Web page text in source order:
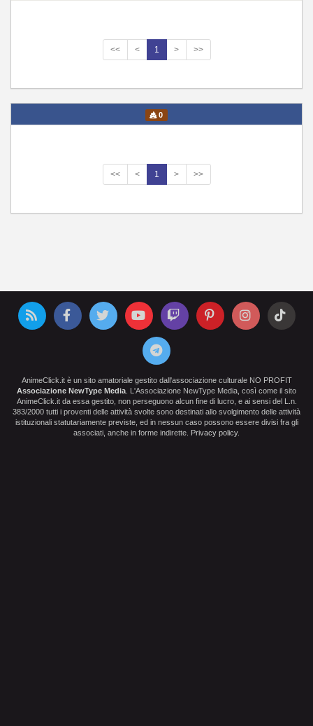
<< < 1 > >>
0
<< < 1 > >>
AnimeClick.it è un sito amatoriale gestito dall'associazione culturale NO PROFIT
Associazione NewType Media . L'Associazione NewType Media, così come il sito
AnimeClick.it da essa gestito, non perseguono alcun fine di lucro, e ai sensi del L.n.
383/2000 tutti i proventi delle attività svolte sono destinati allo svolgimento delle attività
istituzionali statutariamente previste, ed in nessun caso possono essere divisi fra gli
associati, anche in forme indirette.
Privacy policy.